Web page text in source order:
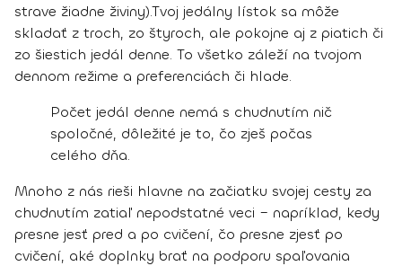
strave žiadne živiny).Tvoj jedálny lístok sa môže
skladať z troch, zo štyroch, ale pokojne aj z piatich či
zo šiestich jedál denne. To všetko záleží na tvojom
dennom režime a preferenciách či hlade.
Počet jedál denne nemá s chudnutím nič
spoločné, dôležité je to, čo zješ počas
celého dňa.
Mnoho z nás rieši hlavne na začiatku svojej cesty za
chudnutím zatiaľ nepodstatné veci – napríklad, kedy
presne jesť pred a po cvičení, čo presne zjesť po
cvičení, aké doplnky brať na podporu spaľovania